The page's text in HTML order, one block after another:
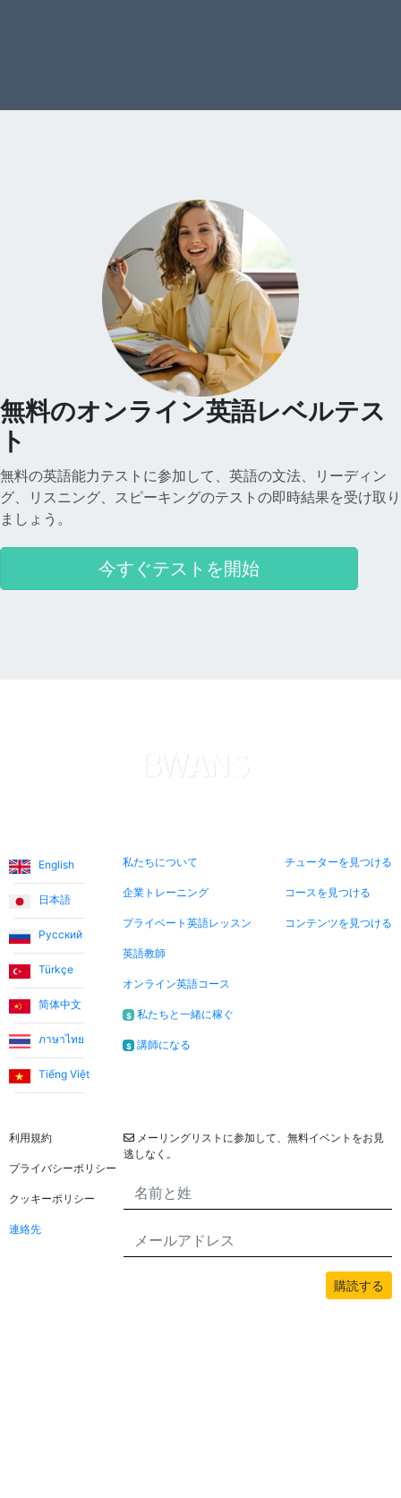
無料のオンライン英語レベルテス
ト
無料の英語能力テストに参加して、英語の文法、リーディン
グ、リスニング、スピーキングのテストの即時結果を受け取り
ましょう。
今すぐテストを開始
English
日本語
Русский
Türkçe
简体中文
ภาษาไทย
Tiếng Việt
私たちについて
企業トレーニング
プライベート英語レッスン
英語教師
オンライン英語コース
$ 私たちと一緒に稼ぐ
$ 講師になる
チューターを見つける
コースを見つける
コンテンツを見つける
利用規約
プライバシーポリシー
クッキーポリシー
連絡先
メーリングリストに参加して、無料イベントをお見
逃しなく。
購読する